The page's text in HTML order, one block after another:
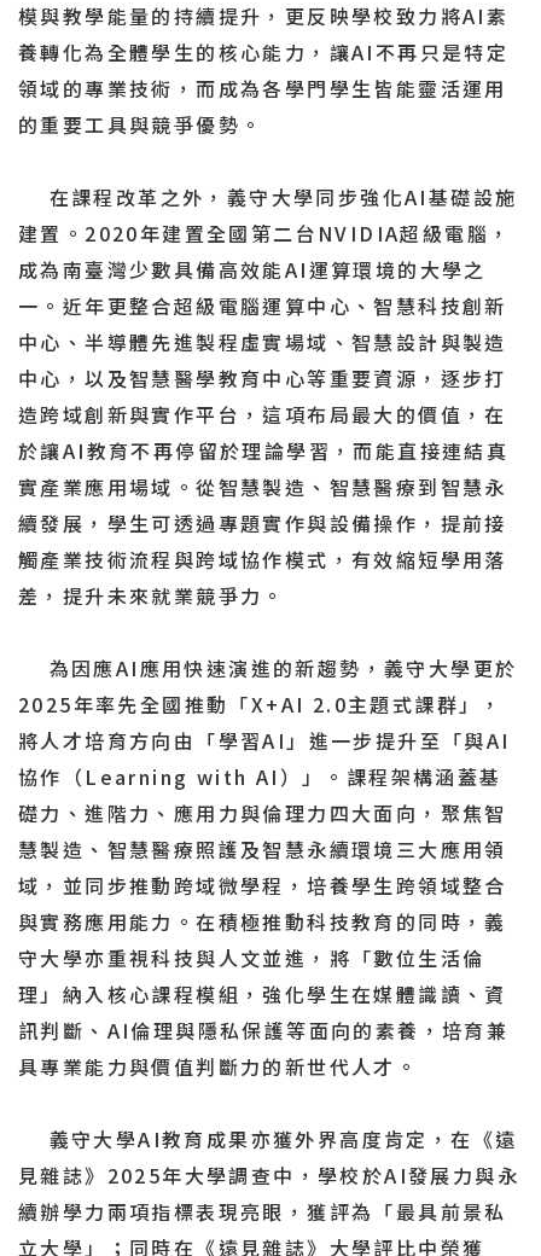
模與教學能量的持續提升，更反映學校致力將AI素
養轉化為全體學生的核心能力，讓AI不再只是特定
領域的專業技術，而成為各學門學生皆能靈活運用
的重要工具與競爭優勢。
在課程改革之外，義守大學同步強化AI基礎設施
建置。2020年建置全國第二台NVIDIA超級電腦，
成為南臺灣少數具備高效能AI運算環境的大學之
一。近年更整合超級電腦運算中心、智慧科技創新
中心、半導體先進製程虛實場域、智慧設計與製造
中心，以及智慧醫學教育中心等重要資源，逐步打
造跨域創新與實作平台，這項布局最大的價值，在
於讓AI教育不再停留於理論學習，而能直接連結真
實產業應用場域。從智慧製造、智慧醫療到智慧永
續發展，學生可透過專題實作與設備操作，提前接
觸產業技術流程與跨域協作模式，有效縮短學用落
差，提升未來就業競爭力。
為因應AI應用快速演進的新趨勢，義守大學更於
2025年率先全國推動「X+AI 2.0主題式課群」，
將人才培育方向由「學習AI」進一步提升至「與AI
協作（Learning with AI）」。課程架構涵蓋基
礎力、進階力、應用力與倫理力四大面向，聚焦智
慧製造、智慧醫療照護及智慧永續環境三大應用領
域，並同步推動跨域微學程，培養學生跨領域整合
與實務應用能力。在積極推動科技教育的同時，義
守大學亦重視科技與人文並進，將「數位生活倫
理」納入核心課程模組，強化學生在媒體識讀、資
訊判斷、AI倫理與隱私保護等面向的素養，培育兼
具專業能力與價值判斷力的新世代人才。
義守大學AI教育成果亦獲外界高度肯定，在《遠
見雜誌》2025年大學調查中，學校於AI發展力與永
續辦學力兩項指標表現亮眼，獲評為「最具前景私
立大學」；同時在《遠見雜誌》大學評比中榮獲